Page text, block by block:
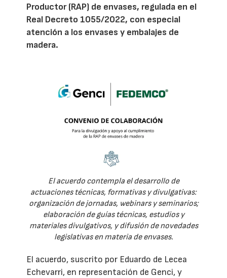
Productor (RAP) de envases, regulada en el
Real Decreto 1055/2022, con especial
atención a los envases y embalajes de
madera.
El acuerdo contempla el desarrollo de
actuaciones técnicas, formativas y divulgativas:
organización de jornadas, webinars y seminarios;
elaboración de guías técnicas, estudios y
materiales divulgativos, y difusión de novedades
legislativas en materia de envases.
El acuerdo, suscrito por Eduardo de Lecea
Echevarri, en representación de Genci, y